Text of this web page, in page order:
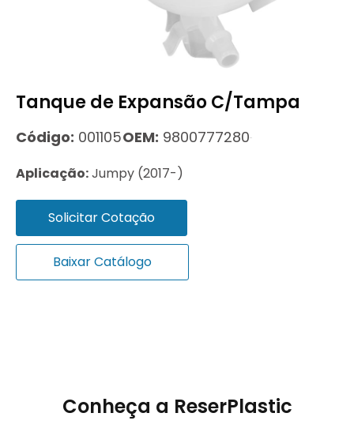
Tanque de Expansão C/Tampa
Código: 001105OEM: 9800777280
Aplicação:Jumpy (2017-)
Solicitar Cotação
Baixar Catálogo
Conheça a ReserPlastic